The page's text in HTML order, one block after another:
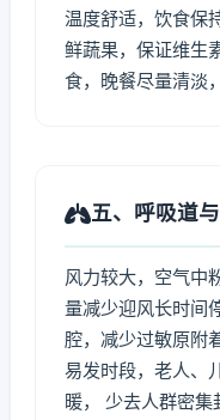
温度舒适，饮食保
鲜蔬果，保证维生
食，晚餐尽量清淡
五、呼吸道
风力较大，空气中
量减少迎风长时间
腔，减少过敏原附
易发时段，老人、
暖， 少去人群密